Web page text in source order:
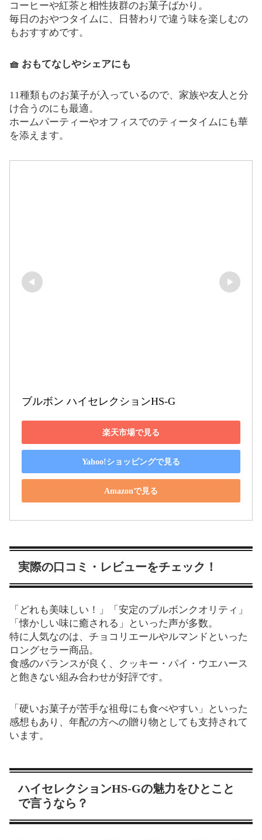
コーヒーや紅茶と相性抜群のお菓子ばかり。
毎日のおやつタイムに、日替わりで違う味を楽しむの
もおすすめです。
🧺 おもてなしやシェアにも
11種類ものお菓子が入っているので、家族や友人と分
け合うのにも最適。
ホームパーティーやオフィスでのティータイムにも華
を添えます。
ブルボン ハイセレクションHS-G
楽天市場で見る
Yahoo!ショッピングで見る
Amazonで見る
実際の口コミ・レビューをチェック！
「どれも美味しい！」「安定のブルボンクオリティ」
「懐かしい味に癒される」といった声が多数。
特に人気なのは、チョコリエールやルマンドといった
ロングセラー商品。
食感のバランスが良く、クッキー・パイ・ウエハース
と飽きない組み合わせが好評です。
「硬いお菓子が苦手な祖母にも食べやすい」といった
感想もあり、年配の方への贈り物としても支持されて
います。
ハイセレクションHS-Gの魅力をひとこと
で言うなら？